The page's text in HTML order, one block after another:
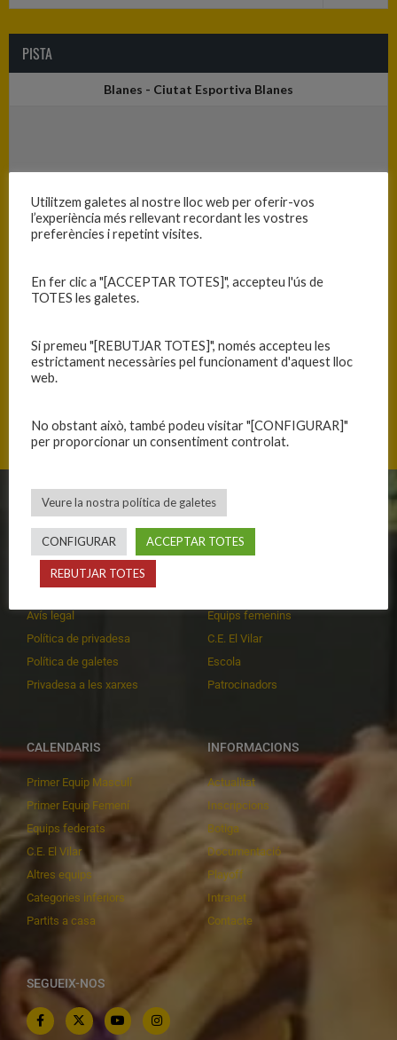
PISTA
Blanes - Ciutat Esportiva Blanes
CLUB
Història
Organització
Avís legal
Política de privadesa
Política de galetes
Privadesa a les xarxes
EQUIPS
Primer equip masculí
Equips femenins
C.E. El Vilar
Escola
Patrocinadors
CALENDARIS
Primer Equip Masculí
Primer Equip Femení
Equips federats
C.E. El Vilar
Altres equips
Categories inferiors
Partits a casa
INFORMACIONS
Actualitat
Inscripcions
Botiga
Documentació
Playoff
Intranet
Contacte
SEGUEIX-NOS
Utilitzem galetes al nostre lloc web per oferir-vos
l’experiència més rellevant recordant les vostres
preferències i repetint visites.
En fer clic a "[ACCEPTAR TOTES]", accepteu l'ús de
TOTES les galetes.
Si premeu "[REBUTJAR TOTES]", només accepteu les
estrictament necessàries pel funcionament d'aquest lloc
web.
No obstant això, també podeu visitar "[CONFIGURAR]"
per proporcionar un consentiment controlat.
Veure la nostra política de galetes
CONFIGURAR ACCEPTAR TOTES
REBUTJAR TOTES